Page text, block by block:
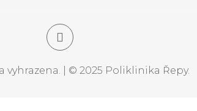
vyhrazena. | © 2025 Poliklinika Řepy.